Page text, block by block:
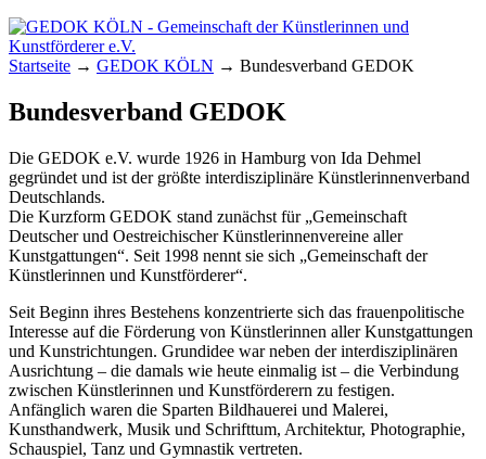
GEDOK KÖLN
Gemeinschaft der Künstlerinnen und
Kunstförderer e.V.
Startseite → GEDOK KÖLN → Bundesverband GEDOK
Bundesverband GEDOK
Die GEDOK e.V. wurde 1926 in Hamburg von Ida Dehmel
gegründet und ist der größte interdisziplinäre Künstlerinnenverband
Deutschlands.
Die Kurzform GEDOK stand zunächst für „Gemeinschaft
Deutscher und Oestreichischer Künstlerinnenvereine aller
Kunstgattungen“. Seit 1998 nennt sie sich „Gemeinschaft der
Künstlerinnen und Kunstförderer“.
Seit Beginn ihres Bestehens konzentrierte sich das frauenpolitische
Interesse auf die Förderung von Künstlerinnen aller Kunstgattungen
und Kunstrichtungen. Grundidee war neben der interdisziplinären
Ausrichtung – die damals wie heute einmalig ist – die Verbindung
zwischen Künstlerinnen und Kunstförderern zu festigen.
Anfänglich waren die Sparten Bildhauerei und Malerei,
Kunsthandwerk, Musik und Schrifttum, Architektur, Photographie,
Schauspiel, Tanz und Gymnastik vertreten.